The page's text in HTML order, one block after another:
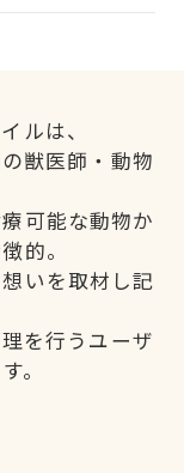
ルは、
獣医師・動物
可能な動物か
的。
いを取材し記
を行うユーザ
。